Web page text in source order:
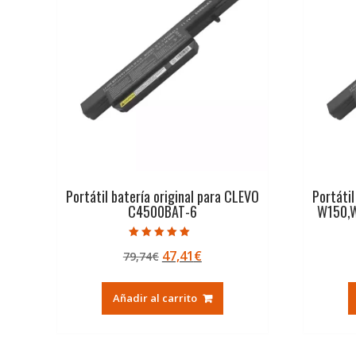
Portátil batería original para CLEVO
C4500BAT-6
5.00
de 5
79,74€ El
original
era:
47,41€El
actual
es:
Añadir al carrito
Portátil